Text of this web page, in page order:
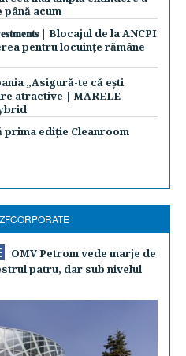
acum
| Blocajul de la ANCPI
pentru locuințe rămâne
„Asigură-te că ești
atractive | MARELE
prima ediție Cleanroom
OMV Petrom vede marje de
patru, dar sub nivelul